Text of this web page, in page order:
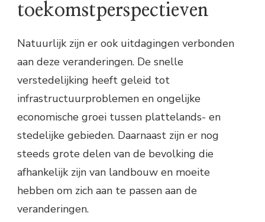
toekomstperspectieven
Natuurlijk zijn er ook uitdagingen verbonden
aan deze veranderingen. De snelle
verstedelijking heeft geleid tot
infrastructuurproblemen en ongelijke
economische groei tussen plattelands- en
stedelijke gebieden. Daarnaast zijn er nog
steeds grote delen van de bevolking die
afhankelijk zijn van landbouw en moeite
hebben om zich aan te passen aan de
veranderingen.